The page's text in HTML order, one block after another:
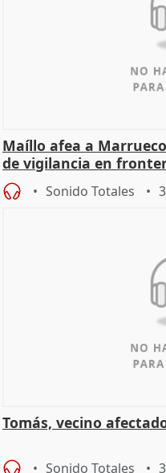
Maíllo afea a
de vigilancia en
Sonido Totales
Tomás, vecino
Sonido Totales